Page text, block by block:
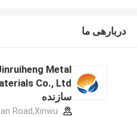
دربارهی ما
Metal
سازنده
Road,Xinwu